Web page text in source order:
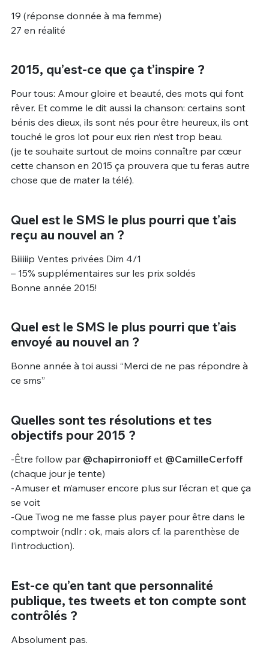
19 (réponse donnée à ma femme)
27 en réalité
2015, qu’est-ce que ça t’inspire ?
Pour tous: Amour gloire et beauté, des mots qui font
rêver. Et comme le dit aussi la chanson: certains sont
bénis des dieux, ils sont nés pour être heureux, ils ont
touché le gros lot pour eux rien n‘est trop beau.
(je te souhaite surtout de moins connaître par cœur
cette chanson en 2015 ça prouvera que tu feras autre
chose que de mater la télé).
Quel est le SMS le plus pourri que t’ais
reçu au nouvel an ?
Biiiiiip Ventes privées Dim 4/1
– 15% supplémentaires sur les prix soldés
Bonne année 2015!
Quel est le SMS le plus pourri que t’ais
envoyé au nouvel an ?
Bonne année à toi aussi “Merci de ne pas répondre à
ce sms”
Quelles sont tes résolutions et tes
objectifs pour 2015 ?
-Être follow par @chapirronioffet @CamilleCerfoff
(chaque jour je tente)
-Amuser et m’amuser encore plus sur l’écran et que ça
se voit
-Que Twog ne me fasse plus payer pour être dans le
comptwoir (ndlr : ok, mais alors cf. la parenthèse de
l’introduction).
Est-ce qu’en tant que personnalité
publique, tes tweets et ton compte sont
contrôlés ?
Absolument pas.